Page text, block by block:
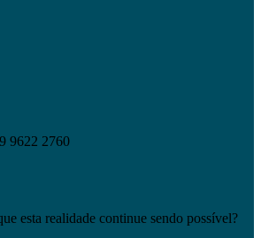
9622 2760
esta realidade continue sendo possível?